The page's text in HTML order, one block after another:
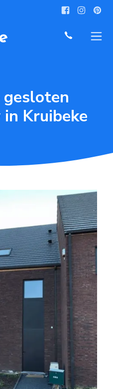
gesloten
Kruibeke